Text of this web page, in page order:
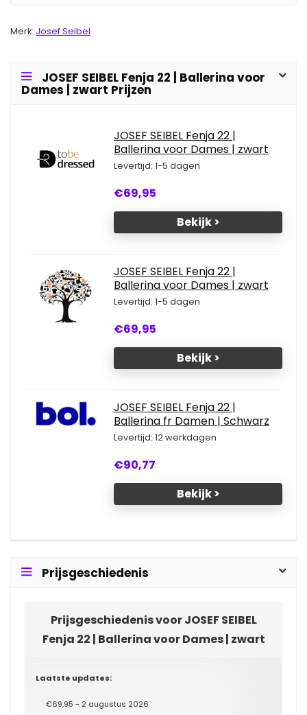
Merk: Josef Seibel
JOSEF SEIBEL Fenja 22 | Ballerina voor
Dames | zwart Prijzen
JOSEF SEIBEL Fenja 22 |
Ballerina voor Dames | zwart
Levertijd: 1-5 dagen
€69,95
Bekijk >
JOSEF SEIBEL Fenja 22 |
Ballerina voor Dames | zwart
Levertijd: 1-5 dagen
€69,95
Bekijk >
JOSEF SEIBEL Fenja 22 |
Ballerina fr Damen | Schwarz
Levertijd: 12 werkdagen
€90,77
Bekijk >
Prijsgeschiedenis
Prijsgeschiedenis voor JOSEF SEIBEL
Fenja 22 | Ballerina voor Dames | zwart
Laatste updates:
€69,95 - 2 augustus 2026